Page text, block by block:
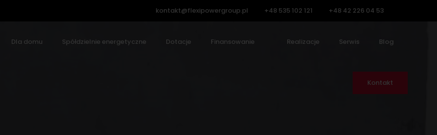
kontakt@flexipowergroup.pl +48 535 102 121 +48 42 226 04 53
Dla domu Spółdzielnie energetyczne Dotacje Finansowanie Realizacje Serwis Blog
Kontakt